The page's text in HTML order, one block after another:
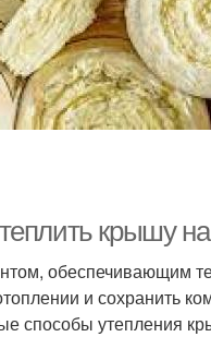
крышу
обеспечивающим
и сохранить
способы утепления